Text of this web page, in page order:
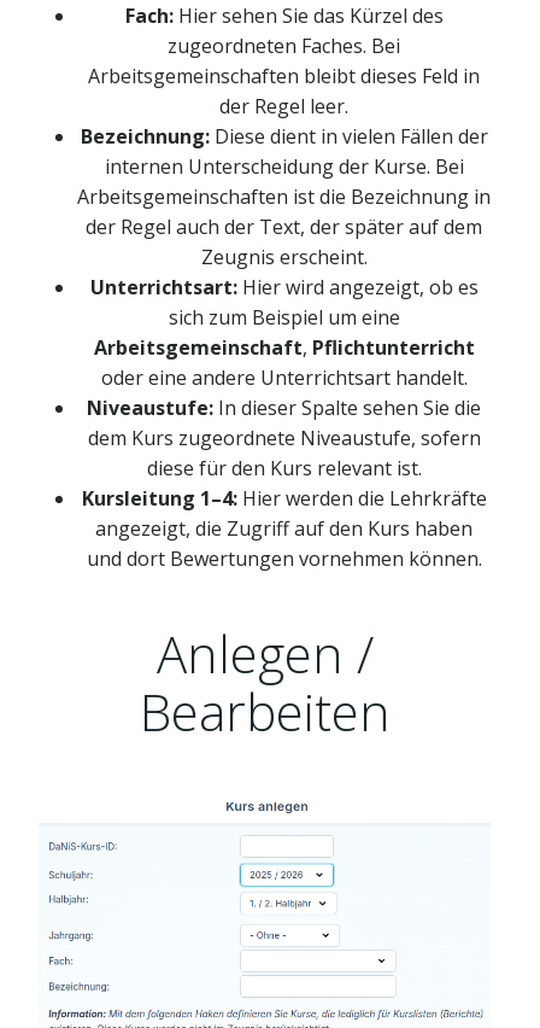
Fach:Hier sehen Sie das Kürzel des
zugeordneten Faches. Bei
Arbeitsgemeinschaften bleibt dieses Feld in
der Regel leer.
Bezeichnung:Diese dient in vielen Fällen der
internen Unterscheidung der Kurse. Bei
Arbeitsgemeinschaften ist die Bezeichnung in
der Regel auch der Text, der später auf dem
Zeugnis erscheint.
Unterrichtsart:Hier wird angezeigt, ob es
sich zum Beispiel um eine
Arbeitsgemeinschaft, Pflichtunterricht
oder eine andere Unterrichtsart handelt.
Niveaustufe: In dieser Spalte sehen Sie die
dem Kurs zugeordnete Niveaustufe, sofern
diese für den Kurs relevant ist.
Kursleitung 1–4:Hier werden die Lehrkräfte
angezeigt, die Zugriff auf den Kurs haben
und dort Bewertungen vornehmen können.
Anlegen /
Bearbeiten